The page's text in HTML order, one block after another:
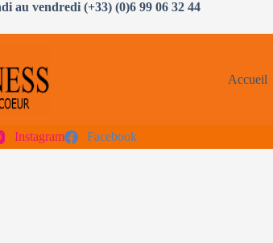
au vendredi (+33) (0)6 99 06 32 44
Accueil
Instagram Facebook